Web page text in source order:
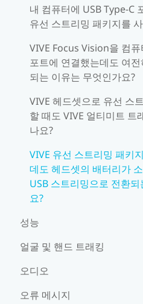
내 컴퓨터에 USB Type-C
유선 스트리밍 패키지를
VIVE Focus Vision을 컴
포트에 연결했는데도 여
되는 이유는 무엇인가요?
VIVE 헤드셋으로 유선 스
할 때도 VIVE 얼티미트 트
나요?
VIVE 유선 스트리밍 패키
데도 헤드셋의 배터리가
USB 스트리밍으로 전환
요?
성능
얼굴 및 핸드 트래킹
오디오
오류 메시지